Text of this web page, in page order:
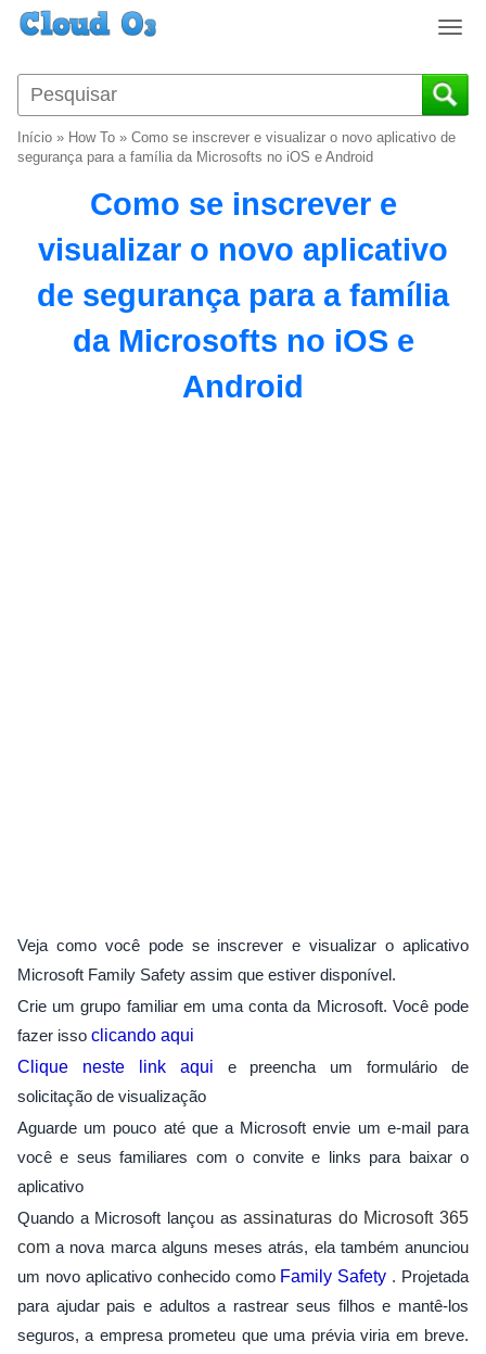
T
g
g
Início » How To » Como se inscrever e visualizar o novo aplicativo de
segurança para a família da Microsofts no iOS e Android
Como se inscrever e
visualizar o novo aplicativo
de segurança para a família
da Microsofts no iOS e
Android
Veja como você pode se inscrever e visualizar o aplicativo
Microsoft Family Safety assim que estiver disponível.
Crie um grupo familiar em uma conta da Microsoft. Você pode
fazer isso clicando aqui
Clique neste link aqui e preencha um formulário de
solicitação de visualização
Aguarde um pouco até que a Microsoft envie um e-mail para
você e seus familiares com o convite e links para baixar o
aplicativo
Quando a Microsoft lançou asassinaturas do Microsoft 365
com a nova marca alguns meses atrás, ela também anunciou
um novo aplicativo conhecido como Family Safety . Projetada
para ajudar pais e adultos a rastrear seus filhos e mantê-los
seguros, a empresa prometeu que uma prévia viria em breve.